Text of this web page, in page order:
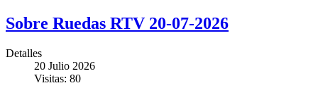
Sobre Ruedas RTV 20-07-2026
Detalles
20 Julio 2026
Visitas: 80